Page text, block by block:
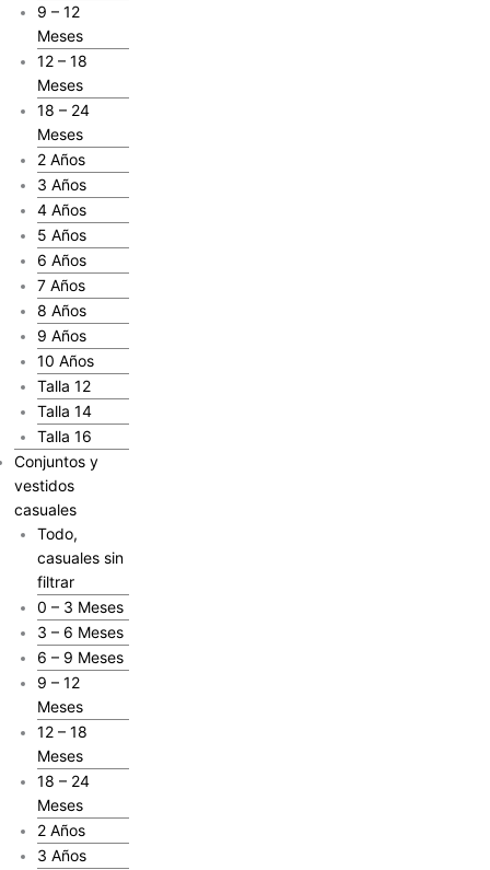
9 – 12
Meses
12 – 18
Meses
18 – 24
Meses
2 Años
3 Años
4 Años
5 Años
6 Años
7 Años
8 Años
9 Años
10 Años
Talla 12
Talla 14
Talla 16
Conjuntos y
vestidos
casuales
Todo,
casuales sin
filtrar
0 – 3 Meses
3 – 6 Meses
6 – 9 Meses
9 – 12
Meses
12 – 18
Meses
18 – 24
Meses
2 Años
3 Años